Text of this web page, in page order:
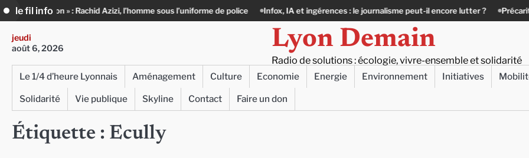
Skip
to
content
le fil info
l’homme sous l’uniforme de police Infox, IA et ingérences : le journalisme peut-il encore lutter ? Précarité, canicule, solitude : quand
jeudi
août 6, 2026
Lyon Demain
Radio de solutions : écologie, vivre-ensemble et solidarité
Le 1/4 d’heure Lyonnais Aménagement Culture Economie Energie Environnement Initiatives
Solidarité
Vie publique Skyline Contact Faire un don
Étiquette : Ecully